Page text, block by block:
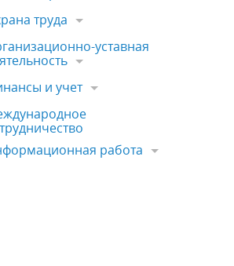
труда
уставная
и учет
работа